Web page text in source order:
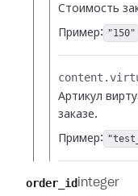
Стоимость
Пример: "150"
content.​
Артикул
заказе.
Пример:
order_id integer